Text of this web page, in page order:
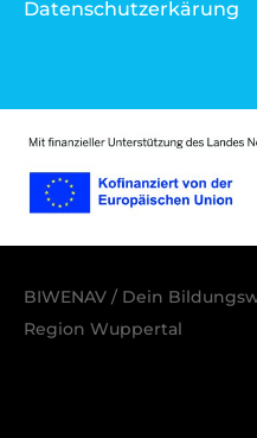
Datenschutzerkärung
BIWENAV / Dein
Region Wuppertal